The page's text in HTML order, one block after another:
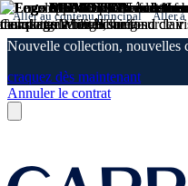
Aller au contenu principal Aller à
Nouvelle collection, nouvelles
craquez dès maintenant
Annuler le contrat